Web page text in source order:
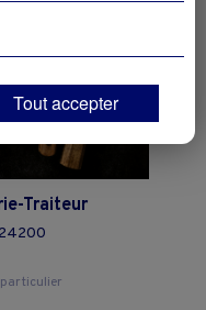
Traiteur
particulier
liées à la
traceurs techniquesseront
sur "Tout accepter",
et les modifier à tout
vos choix" situé en bas de
Tout accepter